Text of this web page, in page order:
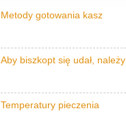
Metody gotowania kasz
Aby biszkopt się udał, należy
Temperatury pieczenia